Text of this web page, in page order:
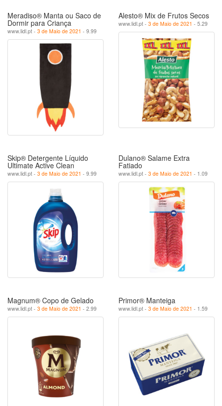
Meradiso® Manta ou Saco de
Dormir para Criança
www.lidl.pt - 3 de Maio de 2021 - 9.99
Alesto® Mix de Frutos Secos
www.lidl.pt - 3 de Maio de 2021 - 5.29
Skip® Detergente Líquido
Ultimate Active Clean
www.lidl.pt - 3 de Maio de 2021 - 9.99
Dulano® Salame Extra
Fatiado
www.lidl.pt - 3 de Maio de 2021 - 1.09
Magnum® Copo de Gelado
www.lidl.pt - 3 de Maio de 2021 - 2.99
Primor® Manteiga
www.lidl.pt - 3 de Maio de 2021 - 1.59